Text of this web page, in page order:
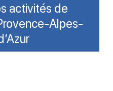
activités de
Alpes-